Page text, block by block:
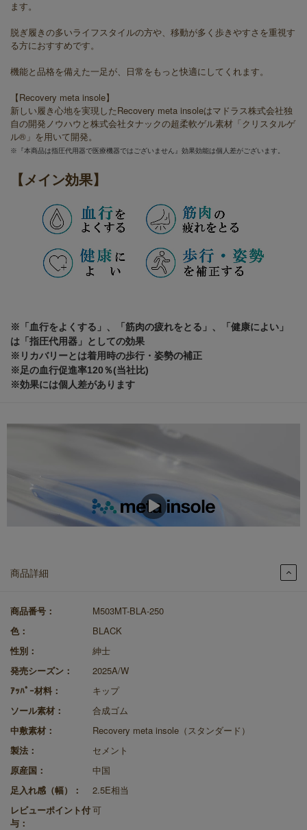
商品詳細
商品番号：
M503MT-BLA-250
色：
BLACK
性別：
紳士
発売シーズン：
2025A/W
ｱｯﾊﾟｰ材料：
キップ
ソール素材：
合成ゴム
中敷素材：
Recovery meta insole（スタンダード）
製法：
セメント
原産国：
中国
足入れ感（幅）：
2.5E相当
レビューポイント付
与：
可
ます。
脱ぎ履きの多いライフスタイルの方や、移動が多く歩きやすさを重視す
る方におすすめです。
機能と品格を備えた一足が、日常をもっと快適にしてくれます。
【Recovery meta insole】
新しい履き心地を実現したRecovery meta insoleはマドラス株式会社独
自の開発ノウハウと株式会社タナックの超柔軟ゲル素材「クリスタルゲ
ル®」を用いて開発。
※『本商品は指圧代用器で医療機器ではございません』効果効能は個人差がございます。
【メイン効果】
※「血行をよくする」、「筋肉の疲れをとる」、「健康によい」
は「指圧代用器」としての効果
※リカバリーとは着用時の歩行・姿勢の補正
※足の血行促進率120％(当社比)
※効果には個人差があります